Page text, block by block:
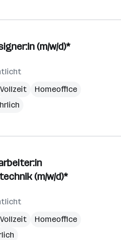
(m/w/d)*
Vollzeit
Homeoffice
(m/w/d)*
Vollzeit
Homeoffice